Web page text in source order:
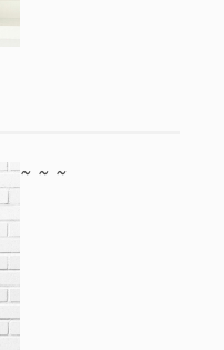
~ ~ ~